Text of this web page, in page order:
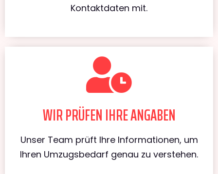
Kontaktdaten mit.
WIR PRÜFEN IHRE ANGABEN
Unser Team prüft Ihre Informationen, um
Ihren Umzugsbedarf genau zu verstehen.